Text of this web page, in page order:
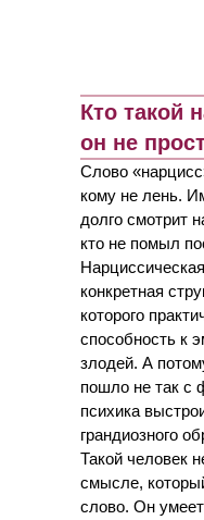
Кто такой
он не
Слово
кому не лень.
долго смотрит
кто не помыл
конкретная
которого
способность к
злодей. А
пошло не так с
психика
грандиозного
Такой человек
смысле,
слово. Он